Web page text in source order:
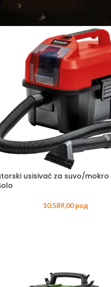
– BENZINSKE
BENZINSKE
– BENZINSKI
MAŠINE –
– BENZINSKE
– BENZINSKI
KOSAČICE –
TESTERE –
TRIMERI –
USISIVAČI –
usisivač za suvo/mokro
10.589,00рсд